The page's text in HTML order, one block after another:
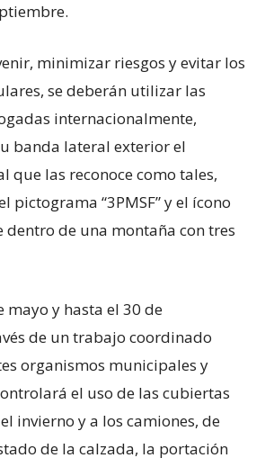
minimizar riesgos y evitar los
se deberán utilizar las
internacionalmente,
banda lateral exterior el
que las reconoce como tales,
pictograma “3PMSF” y el ícono
dentro de una montaña con tres
mayo y hasta el 30 de
de un trabajo coordinado
organismos municipales y
el uso de las cubiertas
invierno y a los camiones, de
de la calzada, la portación